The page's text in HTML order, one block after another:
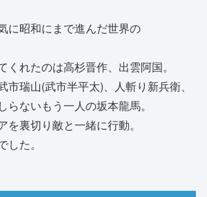
に昭和にまで進んだ世界の
くれたのは高杉晋作、出雲阿国。
市瑞山(武市半平太)、人斬り新兵衛、
らないもう一人の坂本龍馬。
を裏切り敵と一緒に行動。
た。